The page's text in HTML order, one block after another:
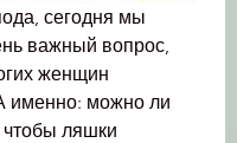
сегодня мы
важный вопрос,
женщин
именно: можно ли
чтобы ляшки